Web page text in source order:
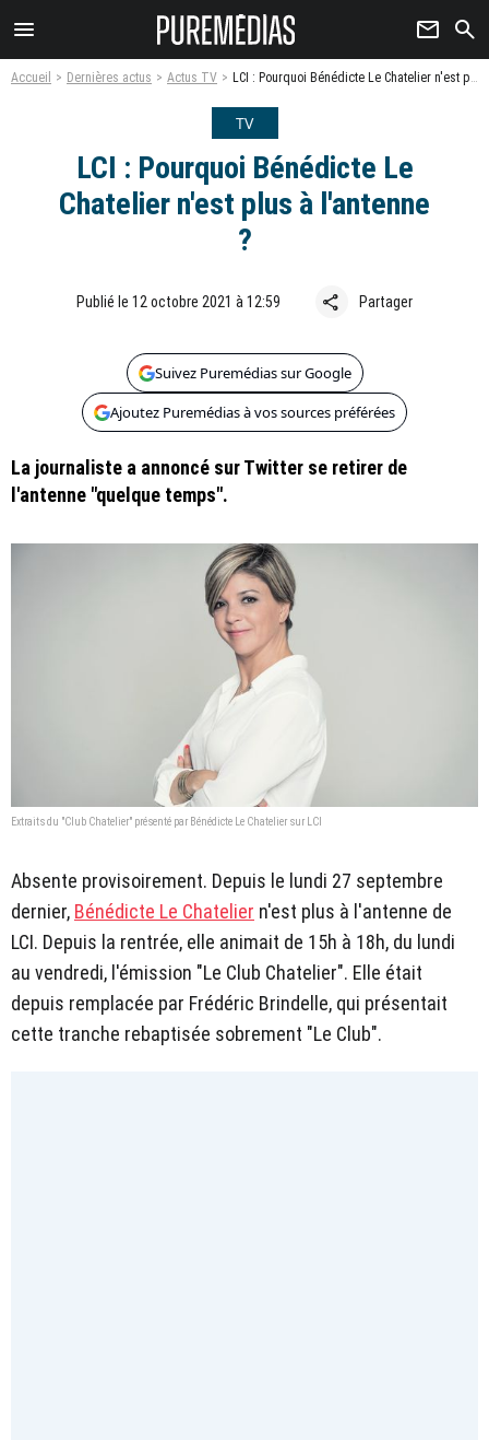
menu newsletter search
Accueil Dernières actus Actus TV LCI : Pourquoi Bénédicte Le Chatelier n'est plus à l'antenne ?
TV
LCI : Pourquoi Bénédicte Le
Chatelier n'est plus à l'antenne
?
Publié le 12 octobre 2021 à 12:59 share Partager
Suivez Puremédias sur Google
Ajoutez Puremédias à vos sources préférées
La journaliste a annoncé sur Twitter se retirer de
l'antenne "quelque temps".
Extraits du "Club Chatelier" présenté par Bénédicte Le Chatelier sur LCI
Absente provisoirement. Depuis le lundi 27 septembre
dernier, Bénédicte Le Chatelier n'est plus à l'antenne de
LCI. Depuis la rentrée, elle animait de 15h à 18h, du lundi
au vendredi, l'émission "Le Club Chatelier". Elle était
depuis remplacée par Frédéric Brindelle, qui présentait
cette tranche rebaptisée sobrement "Le Club".